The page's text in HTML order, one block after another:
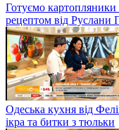
Готуємо
рецептом від Руслани
Одеська кухня від
ікра та битки з тюльки